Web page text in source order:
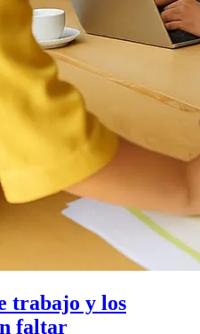
trabajo y los
faltar